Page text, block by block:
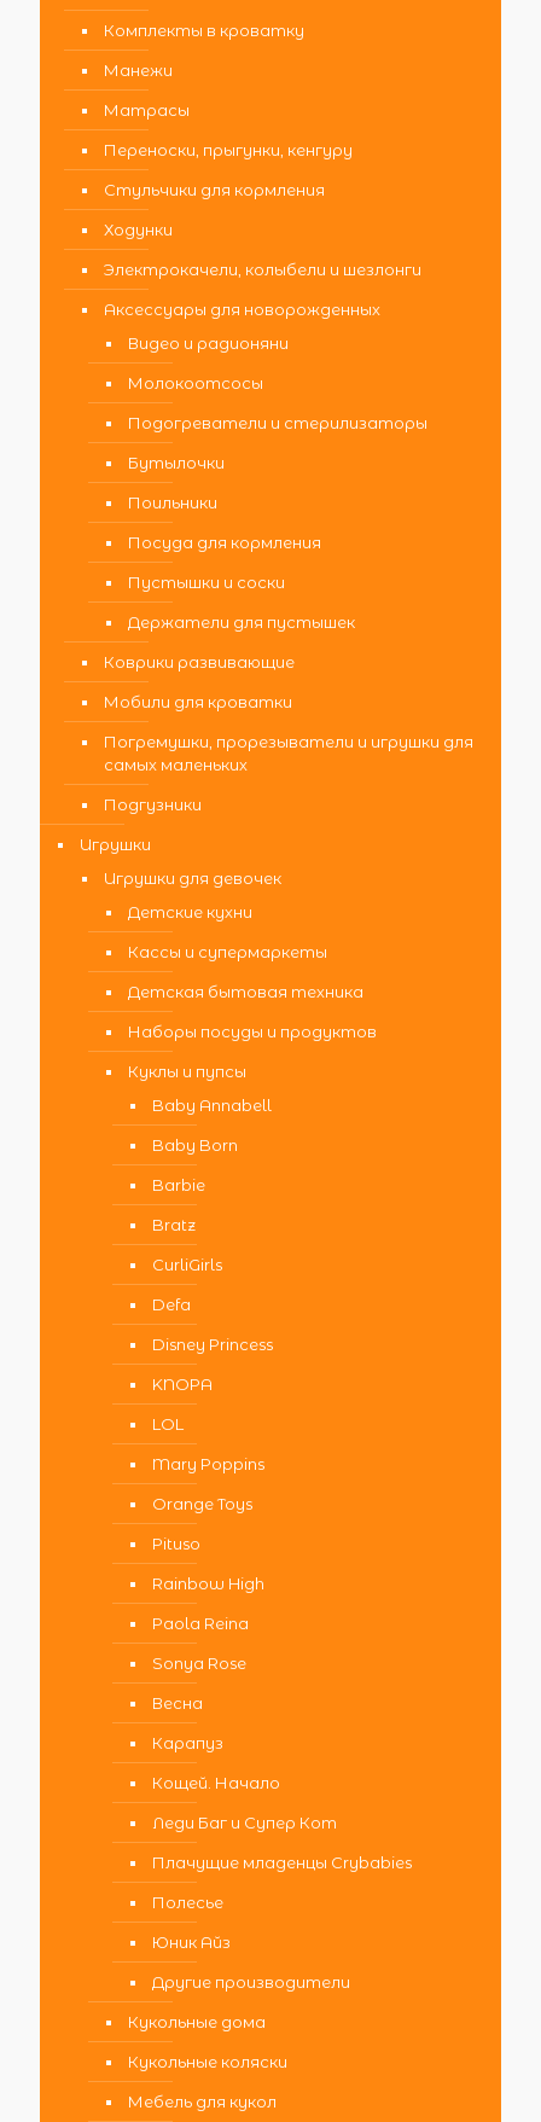
Комплекты в кроватку
Манежи
Матрасы
Переноски, прыгунки, кенгуру
Стульчики для кормления
Ходунки
Электрокачели, колыбели и шезлонги
Аксессуары для новорожденных
Видео и радионяни
Молокоотсосы
Подогреватели и стерилизаторы
Бутылочки
Поильники
Посуда для кормления
Пустышки и соски
Держатели для пустышек
Коврики развивающие
Мобили для кроватки
Погремушки, прорезыватели и игрушки для
самых маленьких
Подгузники
Игрушки
Игрушки для девочек
Детские кухни
Кассы и супермаркеты
Детская бытовая техника
Наборы посуды и продуктов
Куклы и пупсы
Baby Annabell
Baby Born
Barbie
Bratz
CurliGirls
Defa
Disney Princess
KNOPA
LOL
Mary Poppins
Orange Toys
Pituso
Rainbow High
Paola Reina
Sonya Rose
Весна
Карапуз
Кощей. Начало
Леди Баг и Супер Кот
Плачущие младенцы Crybabies
Полесье
Юник Айз
Другие производители
Кукольные дома
Кукольные коляски
Мебель для кукол